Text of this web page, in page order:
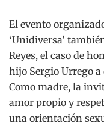
El evento
‘Unidiversa’
Reyes, el caso de
hijo Sergio Urrego a
Como madre, la
amor propio y
una orientación